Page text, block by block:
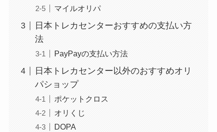
マイルオリパ
日本トレカセンターおすすめの支払い方
法
PayPayの支払い方法
日本トレカセンター以外のおすすめオリ
パショップ
ポケットクロス
オリくじ
DOPA